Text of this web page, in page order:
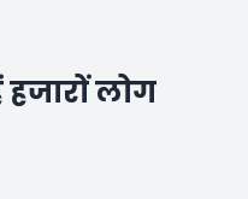
हजारों लोग